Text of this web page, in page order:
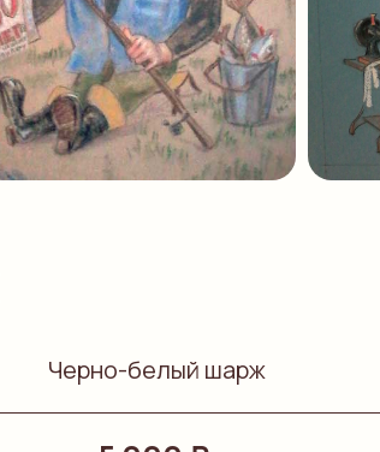
Черно-белый шарж